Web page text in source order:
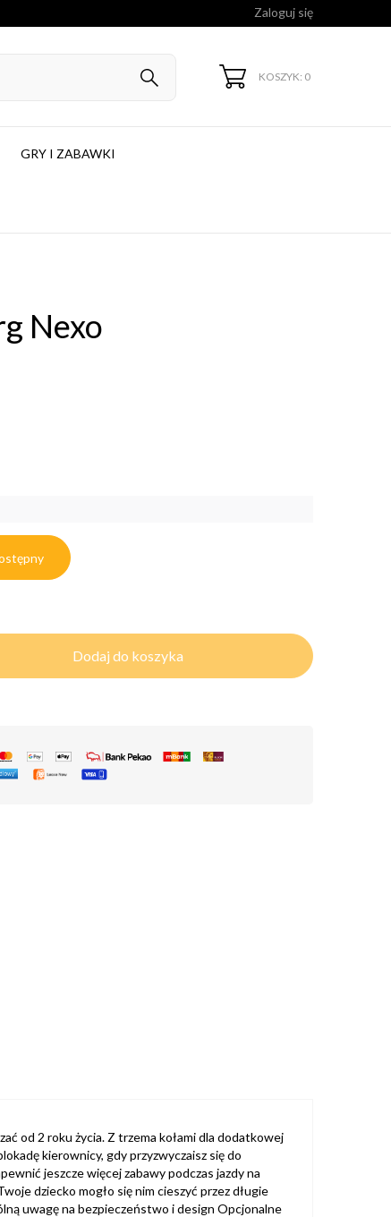
Zaloguj się
KOSZYK: 0
GRY I ZABAWKI
Nexo
Dodaj do koszyka
od 2 roku życia. Z trzema kołami dla dodatkowej
kierownicy, gdy przyzwyczaisz się do
jeszcze więcej zabawy podczas jazdy na
dziecko mogło się nim cieszyć przez długie
uwagę na bezpieczeństwo i design Opcjonalne